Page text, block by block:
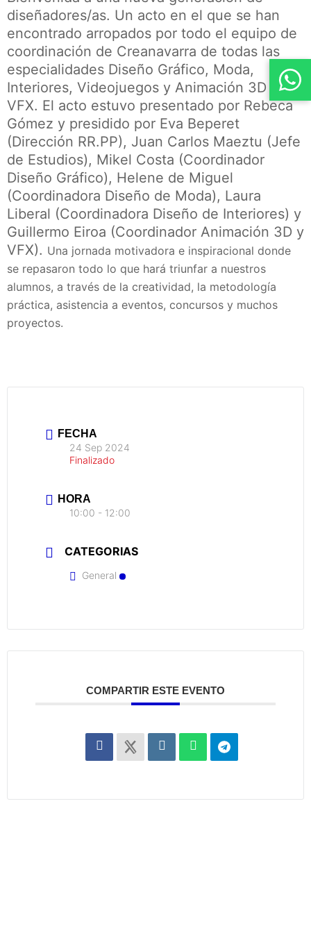
diseñadores/as. Un acto en el que se han
encontrado arropados por todo el equipo de
coordinación de Creanavarra de todas las
especialidades Diseño Gráfico, Moda,
Interiores, Videojuegos y Animación 3D y
VFX. El acto estuvo presentado por Rebeca
Gómez y presidido por Eva Beperet
(Dirección RR.PP), Juan Carlos Maeztu (Jefe
de Estudios), Mikel Costa (Coordinador
Diseño Gráfico), Helene de Miguel
(Coordinadora Diseño de Moda), Laura
Liberal (Coordinadora Diseño de Interiores) y
Guillermo Eiroa (Coordinador Animación 3D y
VFX). Una jornada motivadora e inspiracional donde
se repasaron todo lo que hará triunfar a nuestros
alumnos, a través de la creatividad, la metodología
práctica, asistencia a eventos, concursos y muchos
proyectos.
FECHA
24 Sep 2024
Finalizado
HORA
10:00 - 12:00
CATEGORIAS
General
COMPARTIR ESTE EVENTO